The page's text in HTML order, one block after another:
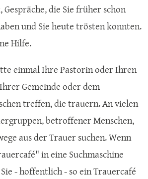
die Sie früher schon
und Sie heute trösten konnten.
Hilfe.
einmal Ihre Pastorin oder Ihren
Gemeinde oder dem
treffen, die trauern. An vielen
betroffener Menschen,
aus der Trauer suchen. Wenn
in eine Suchmaschine
- hoffentlich - so ein Trauercafé